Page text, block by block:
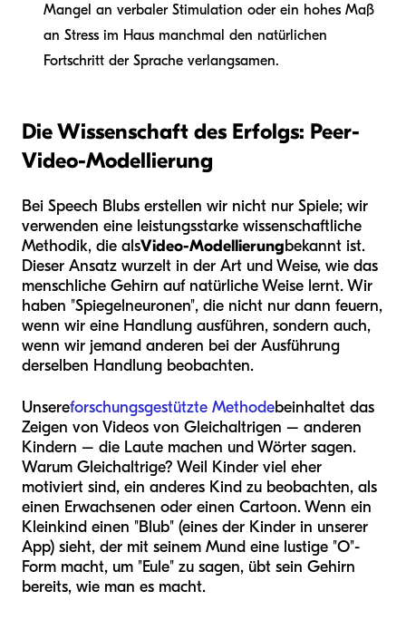
Mangel an verbaler Stimulation oder ein hohes Maß
an Stress im Haus manchmal den natürlichen
Fortschritt der Sprache verlangsamen.
Die Wissenschaft des Erfolgs: Peer-
Video-Modellierung
Bei Speech Blubs erstellen wir nicht nur Spiele; wir
verwenden eine leistungsstarke wissenschaftliche
Methodik, die alsVideo-Modellierungbekannt ist.
Dieser Ansatz wurzelt in der Art und Weise, wie das
menschliche Gehirn auf natürliche Weise lernt. Wir
haben "Spiegelneuronen", die nicht nur dann feuern,
wenn wir eine Handlung ausführen, sondern auch,
wenn wir jemand anderen bei der Ausführung
derselben Handlung beobachten.
Unsereforschungsgestützte Methodebeinhaltet das
Zeigen von Videos von Gleichaltrigen – anderen
Kindern – die Laute machen und Wörter sagen.
Warum Gleichaltrige? Weil Kinder viel eher
motiviert sind, ein anderes Kind zu beobachten, als
einen Erwachsenen oder einen Cartoon. Wenn ein
Kleinkind einen "Blub" (eines der Kinder in unserer
App) sieht, der mit seinem Mund eine lustige "O"-
Form macht, um "Eule" zu sagen, übt sein Gehirn
bereits, wie man es macht.